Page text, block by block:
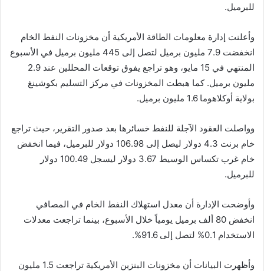
للبرميل.
وأعلنت إدارة معلومات الطاقة الأمريكية أن مخزونات النفط الخام
انخفضت 7.9 مليون برميل لتصل إلى 445 مليون برميل في الأسبوع
المنتهي في 15 مايو، وهو تراجع يفوق توقعات المحللين عند 2.9
مليون برميل. كما هبطت المخزونات في مركز التسليم بكوشينغ
بولاية أوكلاهوما 1.6 مليون برميل.
وواصلت العقود الآجلة للنفط خسائرها بعد صدور التقرير، حيث تراجع
خام برنت 4.3 دولار ليصل إلى 106.98 دولار للبرميل، فيما انخفض
خام غرب تكساس الوسيط 3.67 دولار ليسجل 100.49 دولار
للبرميل.
وأوضحت الإدارة أن معدل استهلاك النفط الخام في المصافي
انخفض 80 ألف برميل يومياً خلال الأسبوع، بينما تراجعت معدلات
الاستخدام 0.1% لتصل إلى 91.6%.
وأظهرت البيانات أن مخزونات البنزين الأمريكية تراجعت 1.5 مليون